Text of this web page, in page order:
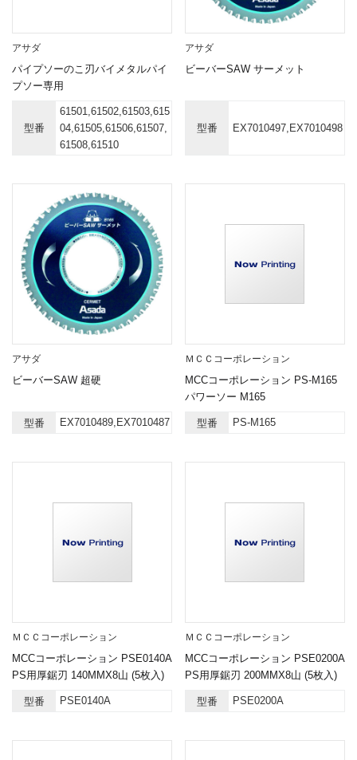
アサダ
パイプソーのこ刃バイメタルパイ
プソー専用
型番
61501,61502,61503,615
04,61505,61506,61507,
61508,61510
アサダ
ビーバーSAW サーメット
型番 EX7010497,EX7010498
アサダ
ビーバーSAW 超硬
型番 EX7010489,EX7010487
ＭＣＣコーポレーション
MCCコーポレーション PS-M165
パワーソー M165
型番 PS-M165
ＭＣＣコーポレーション
MCCコーポレーション PSE0140A
PS用厚鋸刃 140MMX8山 (5枚入)
型番 PSE0140A
ＭＣＣコーポレーション
MCCコーポレーション PSE0200A
PS用厚鋸刃 200MMX8山 (5枚入)
型番 PSE0200A